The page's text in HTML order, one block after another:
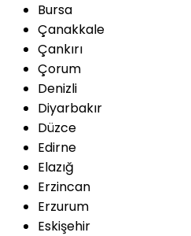
Bursa
Çanakkale
Çankırı
Çorum
Denizli
Diyarbakır
Düzce
Edirne
Elazığ
Erzincan
Erzurum
Eskişehir